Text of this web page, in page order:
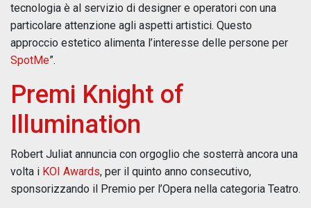
tecnologia è al servizio di designer e operatori con una
particolare attenzione agli aspetti artistici. Questo
approccio estetico alimenta l’interesse delle persone per
SpotMe”.
Premi Knight of
Illumination
Robert Juliat annuncia con orgoglio che sosterrà ancora una
volta i KOI Awards, per il quinto anno consecutivo,
sponsorizzando il Premio per l’Opera nella categoria Teatro.